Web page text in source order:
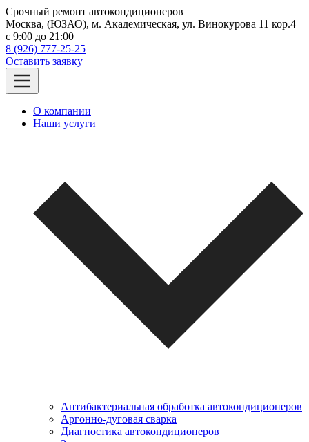
Срочный ремонт автокондиционеров
Москва, (ЮЗАО), м. Академическая, ул. Винокурова 11 кор.4
c 9:00 до 21:00
8 (926) 777-25-25
Оставить заявку
О компании
Наши услуги
Антибактериальная обработка автокондиционеров
Аргонно-дуговая сварка
Диагностика автокондиционеров